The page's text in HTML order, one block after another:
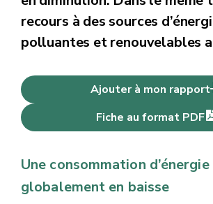
recours à des sources
polluantes et renouvelables
Ajouter à mon rapport
Fiche au format PDF
Une consommation d’énergie
globalement en baisse